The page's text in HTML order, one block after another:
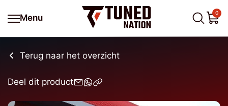
Menu
0
Terug naar het overzicht
Deel dit product